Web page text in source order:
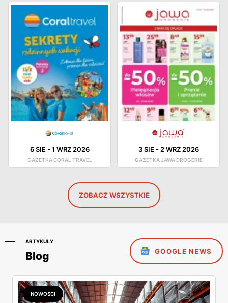
6 SIE-1 WRZ 2026
GAZETKA CORAL TRAVEL
3 SIE-2 WRZ 2026
GAZETKA JAWA DROGERIE
ZOBACZ WSZYSTKIE
ARTYKUŁY
Blog GOOGLE NEWS
NOWOŚCI